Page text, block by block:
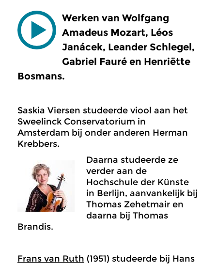
Werken van Wolfgang
Amadeus Mozart, Léos
Janácek, Leander Schlegel,
Gabriel Fauré en Henriëtte
Bosmans.
Saskia Viersen studeerde viool aan het
Sweelinck Conservatorium in
Amsterdam bij onder anderen Herman
Krebbers.
Daarna studeerde ze
verder aan de
Hochschule der Künste
in Berlijn, aanvankelijk bij
Thomas Zehetmair en
daarna bij Thomas
Brandis.
Frans van Ruth (1951) studeerde bij Hans